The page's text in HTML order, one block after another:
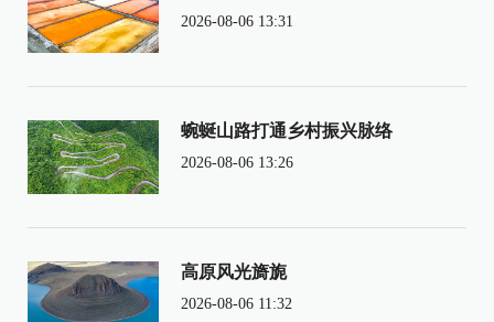
2026-08-06 13:31
蜿蜒山路打通乡村振兴脉络
2026-08-06 13:26
高原风光旖旎
2026-08-06 11:32